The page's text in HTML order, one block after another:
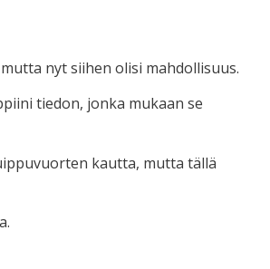
nyt siihen olisi mahdollisuus.
tiedon, jonka mukaan se
kautta, mutta tällä